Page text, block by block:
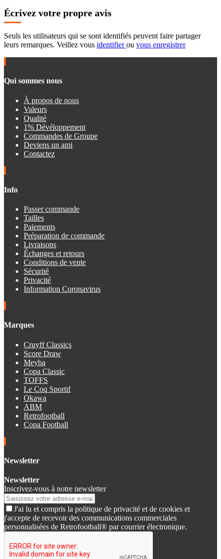
Écrivez votre propre avis
Seuls les utilisateurs qui se sont identifiés peuvent faire partager
leurs remarques. Veillez vous identifierou vous enregistrer
Qui sommes nous
À propos de nous
Valeurs
Qualité
1% Dévéloppement
Commandes de Groupe
Deviens un ami
Contactez
Info
Passer commande
Tailles
Paiements
Préparation de commande
Livraisons
Échanges et retours
Conditions de vente
Sécurité
Privacité
Information Coronavirus
Marques
Cruyff Classics
Score Draw
Meyba
Copa Classic
TOFFS
Le Coq Sportif
Okawa
ABM
Retrofootball
Copa Football
Newsletter
Newsletter
Inscrivez-vous à notre newsletter
J'ai lu et compris la politique de privacité et de cookies et
j'accepte de recevoir des communications commerciales
personnalisées de Retrofootball® par courrier électronique.